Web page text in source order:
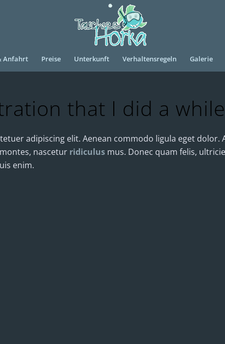
Anfahrt Preise Unterkunft Verhaltensregeln Galerie
that I did a
adipiscing elit. Aenean commodo ligula eget dolor.
nascetur ridiculus mus. Donec quam felis,
enim.